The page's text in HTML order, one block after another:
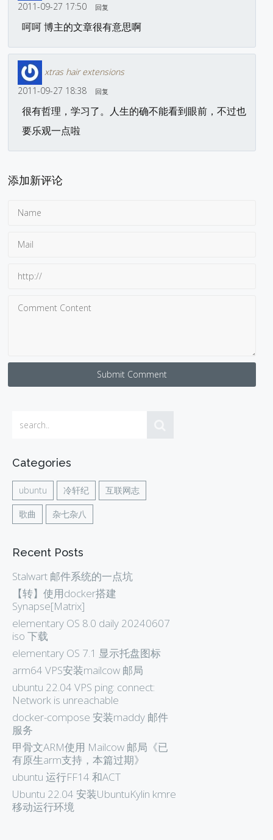
2011-09-27 17:50
回复
呵呵 博主的文章很有意思啊
xtras hair extensions
2011-09-27 18:38
回复
很有哲理，学习了。人生的确不能看到眼前，不过也
要乐观一点啦
添加新评论
Submit Comment
Categories
ubuntu 冷轩纪 互联网志
歌曲 杂七杂八
Recent Posts
Stalwart 邮件系统的一点坑
【转】使用docker搭建
Synapse[Matrix]
elementary OS 8.0 daily 20240607
iso 下载
elementary OS 7.1 显示托盘图标
arm64 VPS安装mailcow 邮局
ubuntu 22.04 VPS ping: connect:
Network is unreachable
docker-compose 安装maddy 邮件
服务
甲骨文ARM使用 Mailcow 邮局《已
有原生arm支持，本篇过期》
ubuntu 运行FF14 和ACT
Ubuntu 22.04 安装UbuntuKylin kmre
移动运行环境